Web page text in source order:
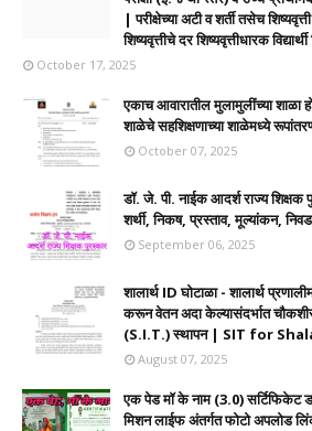
| परीक्षेच्या अटी व शर्ती तसेच
शिष्यवृत्तीचे दर शिष्यवृत्तीधारक
October 17, 2025
एकाच आवारातील मुलामुलींच्या
शाळेचे सहशिक्षणाच्या शाळेमध्ये
October 07, 2025
डॉ. जे. पी. नाईक आदर्श राज्य शिक्षक
शर्थी, निकष, प्रस्ताव, मूल्यांकन,
September 06, 2025
शालार्थ ID घोटाळा - शालार्थ
करून वेतन अदा केल्यासंदर्भात
(S.I.T.) स्थापन | SIT for
August 07, 2025
एक पेड मॉ के नाम (3.0) सर्टिफिकेट
मिशन लाईफ अंतर्गत फोटो अपलोड